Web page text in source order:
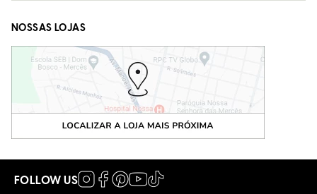
NOSSAS LOJAS
FOLLOW US